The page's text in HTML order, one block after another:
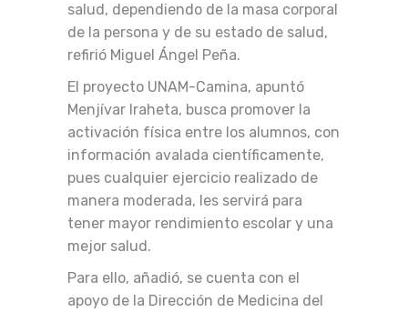
salud, dependiendo de la masa corporal
de la persona y de su estado de salud,
refirió Miguel Ángel Peña.
El proyecto UNAM-Camina, apuntó
Menjívar Iraheta, busca promover la
activación física entre los alumnos, con
información avalada científicamente,
pues cualquier ejercicio realizado de
manera moderada, les servirá para
tener mayor rendimiento escolar y una
mejor salud.
Para ello, añadió, se cuenta con el
apoyo de la Dirección de Medicina del